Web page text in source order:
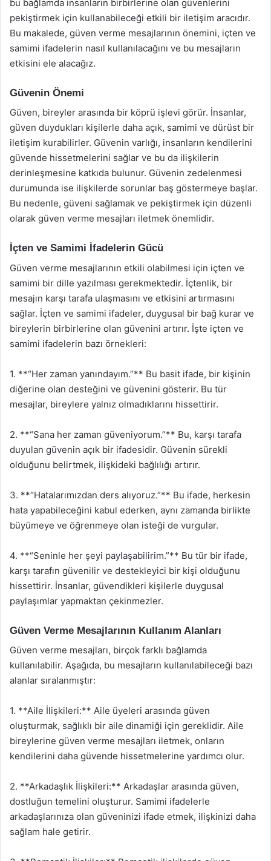
bu bağlamda insanların birbirlerine olan güvenlerini
pekiştirmek için kullanabileceği etkili bir iletişim aracıdır.
Bu makalede, güven verme mesajlarının önemini, içten ve
samimi ifadelerin nasıl kullanılacağını ve bu mesajların
etkisini ele alacağız.
Güvenin Önemi
Güven, bireyler arasında bir köprü işlevi görür. İnsanlar,
güven duydukları kişilerle daha açık, samimi ve dürüst bir
iletişim kurabilirler. Güvenin varlığı, insanların kendilerini
güvende hissetmelerini sağlar ve bu da ilişkilerin
derinleşmesine katkıda bulunur. Güvenin zedelenmesi
durumunda ise ilişkilerde sorunlar baş göstermeye başlar.
Bu nedenle, güveni sağlamak ve pekiştirmek için düzenli
olarak güven verme mesajları iletmek önemlidir.
İçten ve Samimi İfadelerin Gücü
Güven verme mesajlarının etkili olabilmesi için içten ve
samimi bir dille yazılması gerekmektedir. İçtenlik, bir
mesajın karşı tarafa ulaşmasını ve etkisini artırmasını
sağlar. İçten ve samimi ifadeler, duygusal bir bağ kurar ve
bireylerin birbirlerine olan güvenini artırır. İşte içten ve
samimi ifadelerin bazı örnekleri:
1. **“Her zaman yanındayım.”** Bu basit ifade, bir kişinin
diğerine olan desteğini ve güvenini gösterir. Bu tür
mesajlar, bireylere yalnız olmadıklarını hissettirir.
2. **“Sana her zaman güveniyorum.”** Bu, karşı tarafa
duyulan güvenin açık bir ifadesidir. Güvenin sürekli
olduğunu belirtmek, ilişkideki bağlılığı artırır.
3. **“Hatalarımızdan ders alıyoruz.”** Bu ifade, herkesin
hata yapabileceğini kabul ederken, aynı zamanda birlikte
büyümeye ve öğrenmeye olan isteği de vurgular.
4. **“Seninle her şeyi paylaşabilirim.”** Bu tür bir ifade,
karşı tarafın güvenilir ve destekleyici bir kişi olduğunu
hissettirir. İnsanlar, güvendikleri kişilerle duygusal
paylaşımlar yapmaktan çekinmezler.
Güven Verme Mesajlarının Kullanım Alanları
Güven verme mesajları, birçok farklı bağlamda
kullanılabilir. Aşağıda, bu mesajların kullanılabileceği bazı
alanlar sıralanmıştır:
1. **Aile İlişkileri:** Aile üyeleri arasında güven
oluşturmak, sağlıklı bir aile dinamiği için gereklidir. Aile
bireylerine güven verme mesajları iletmek, onların
kendilerini daha güvende hissetmelerine yardımcı olur.
2. **Arkadaşlık İlişkileri:** Arkadaşlar arasında güven,
dostluğun temelini oluşturur. Samimi ifadelerle
arkadaşlarınıza olan güveninizi ifade etmek, ilişkinizi daha
sağlam hale getirir.